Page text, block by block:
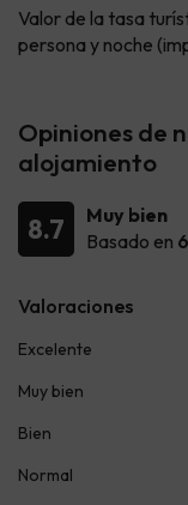
Valor de la tasa
persona y noche
Opiniones de
alojamiento
8.7
Muy bien
Basado en